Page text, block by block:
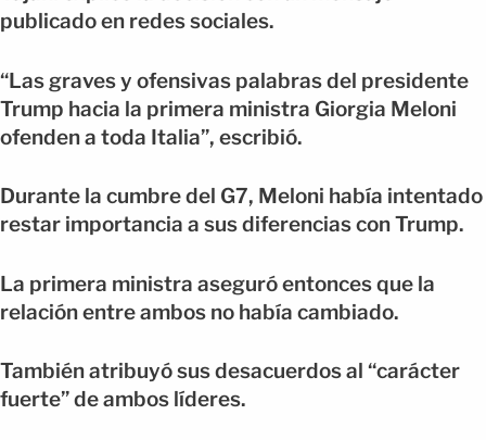
publicado en redes sociales.
“Las graves y ofensivas palabras del presidente
Trump hacia la primera ministra Giorgia Meloni
ofenden a toda Italia”, escribió.
Durante la cumbre del G7, Meloni había intentado
restar importancia a sus diferencias con Trump.
La primera ministra aseguró entonces que la
relación entre ambos no había cambiado.
También atribuyó sus desacuerdos al “carácter
fuerte” de ambos líderes.